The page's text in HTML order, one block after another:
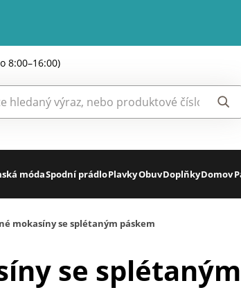
8:00–16:00)
módaSpodní prádloPlavkyObuvDoplňkyDomov
mokasíny se splétaným páskem
se